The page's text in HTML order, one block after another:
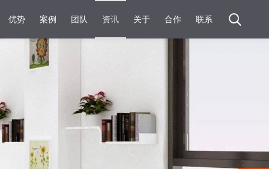
优势 案例 团队 资讯 关于 合作 联系